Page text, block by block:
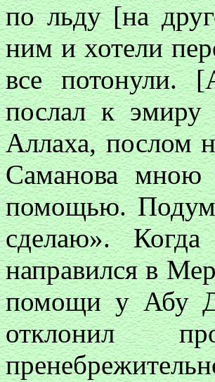
по льду [на
ним и хотели
все потонули.
послал к
Аллаха, послом
Саманова мною
помощью.
сделаю».
направился в
помощи у Абу
отклонил